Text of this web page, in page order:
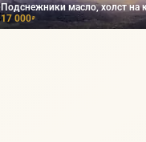
Подснежники масло, холст на
17 000₽